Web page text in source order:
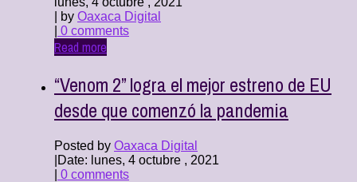
| by Oaxaca Digital
0 comments
Read more
“Venom 2” logra el mejor estreno de EU
desde que comenzó la pandemia
Posted by Oaxaca Digital
Date: lunes, 4 octubre , 2021
0 comments